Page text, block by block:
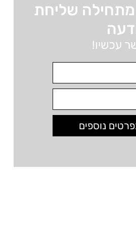
מתחילה שליחת
עכשיו!